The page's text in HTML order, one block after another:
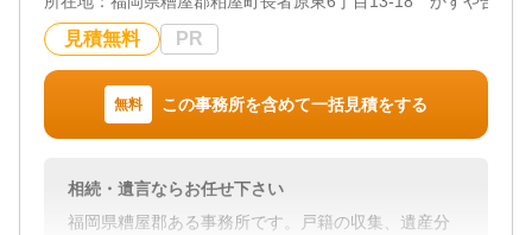
遺言書 / 遺産分割 / 相続財産調査 / 相続手続き / 銀行
手続き / 戸籍収集 / 相続人調査
訪問可 / 初回相談無料 / 事務所面談可
見積無料 PR
無料 この事務所を含めて一括見積をする
相続・遺言ならお任せ下さい
福岡県糟屋郡ある事務所です。戸籍の収集、遺産分